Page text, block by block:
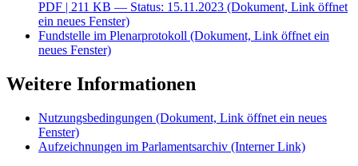
PDF | 211 KB — Status: 15.11.2023 (Dokument, Link öffnet
ein neues Fenster)
Fundstelle im Plenarprotokoll (Dokument, Link öffnet ein
neues Fenster)
Weitere Informationen
Nutzungsbedingungen (Dokument, Link öffnet ein neues
Fenster)
Aufzeichnungen im Parlamentsarchiv (Interner Link)